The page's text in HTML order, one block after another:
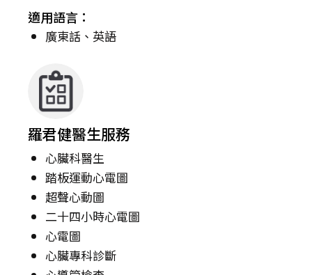
適用語言：
廣東話、英語
羅君健醫生服務
心臟科醫生
踏板運動心電圖
超聲心動圖
二十四小時心電圖
心電圖
心臟專科診斷